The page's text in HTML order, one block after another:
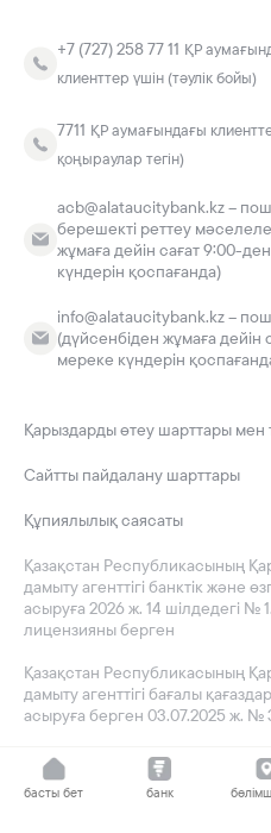
+7 (727) 258 77 11 ҚР
клиенттер үшін (тәулік бойы)
7711 ҚР аумағындағы
қоңыраулар тегін)
acb@alataucitybank.kz –
берешекті реттеу
жұмаға дейін сағат 9:00-
күндерін қоспағанда)
info@alataucitybank.kz –
(дүйсенбіден жұмаға дейін
мереке күндерін
Қазақстан Республикасының
дамыту агенттігі банктік және
асыруға 2026 ж. 14 шілдедегі №
лицензияны берген
Қазақстан Республикасының
дамыту агенттігі бағалы
асыруға берген 03.07.2025 ж.
Қарыздарды өтеу шарттары мен
Сайтты пайдалану шарттары
Құпиялылық саясаты
басты бет банк